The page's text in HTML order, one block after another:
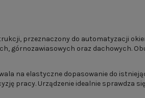
przeznaczony do automatyzacji
górnozawiasowych oraz dachowych.
na elastyczne dopasowanie do
pracy. Urządzenie idealnie sprawdza